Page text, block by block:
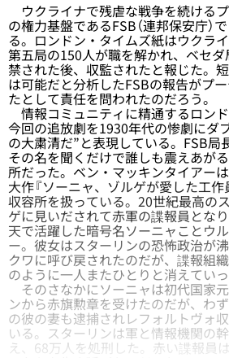
ウクライナで残虐な戦争を続ける
の権力基盤であるFSB（連邦保安庁）
る。ロンドン・タイムズ紙はウクラ
第五局の150人が職を解かれ、ベセ
禁された後、収監されたと報じた。
は可能だと分析したFSBの報告がプ
たとして責任を問われたのだろう。
情報コミュニティに精通するロンド
今回の追放劇を1930年代の惨劇にダ
の大粛清だ”と表現している。FSB局
その名を聞くだけで誰しも震えあが
所だった。ベン・マッキンタイアー
大作『ソーニャ、ゾルゲが愛した工作
収容所を扱っている。20世紀最高の
ゲに見いだされて赤軍の諜報員とな
天で活躍した暗号名ソーニャことウ
ー。彼女はスターリンの恐怖政治が
クワに呼び戻されたのだが、諜報組
のように一人またひとりと消えていっ
そのさなかにソーニャは初代国家
ンから赤旗勲章を受けたのだが、わ
の彼の妻も逮捕されレフォルトヴォ
いる。スターリンは軍と情報機関の
え、68万人を処刑した。赤い諜報員